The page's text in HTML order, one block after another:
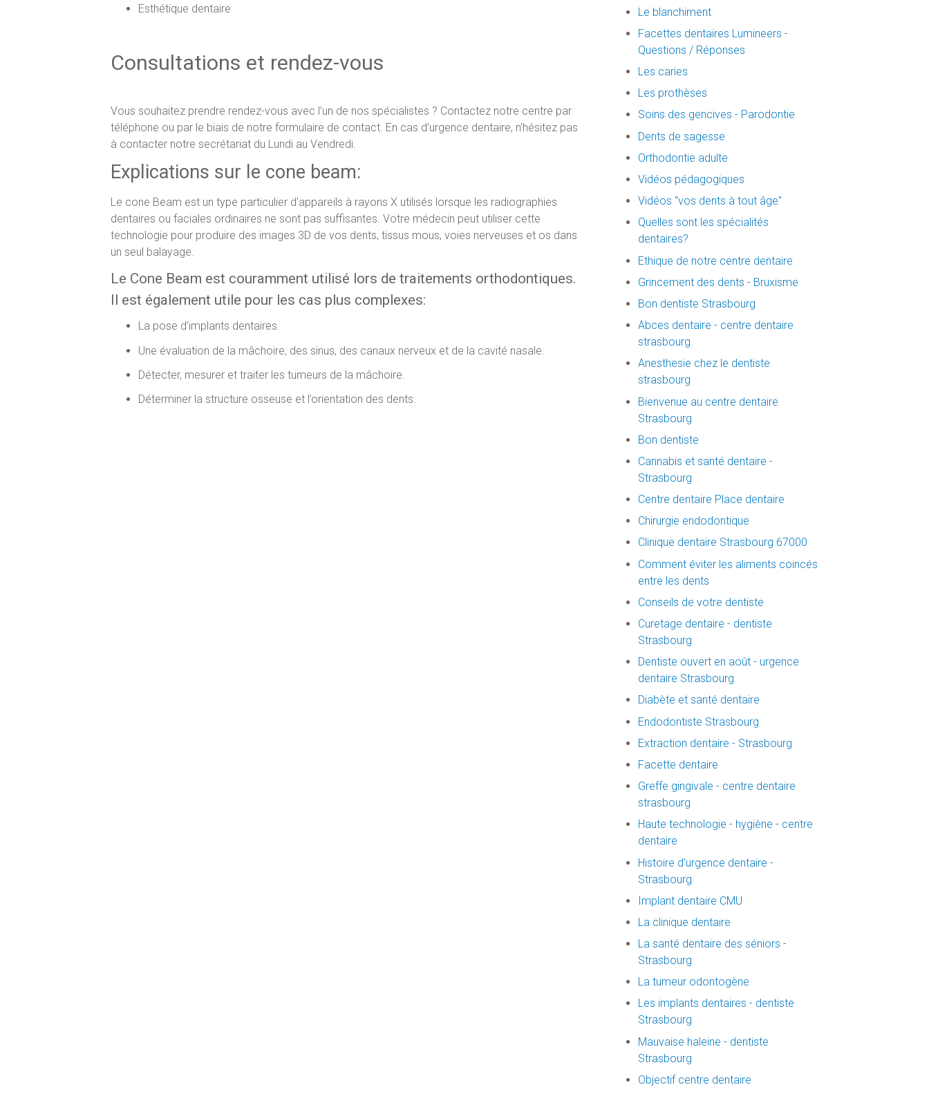
Esthétique dentaire
Consultations et rendez-vous
Vous souhaitez prendre rendez-vous avec l’un de nos spécialistes ? Contactez notre centre par
téléphone ou par le biais de notre formulaire de contact. En cas d’urgence dentaire, n’hésitez pas
à contacter notre secrétariat du Lundi au Vendredi.
Explications sur le cone beam:
Le cone Beam est un type particulier d’appareils à rayons X utilisés lorsque les radiographies
dentaires ou faciales ordinaires ne sont pas suffisantes. Votre médecin peut utiliser cette
technologie pour produire des images 3D de vos dents, tissus mous, voies nerveuses et os dans
un seul balayage.
Le Cone Beam est couramment utilisé lors de traitements orthodontiques.
Il est également utile pour les cas plus complexes:
La pose d’implants dentaires.
Une évaluation de la mâchoire, des sinus, des canaux nerveux et de la cavité nasale.
Détecter, mesurer et traiter les tumeurs de la mâchoire.
Déterminer la structure osseuse et l’orientation des dents.
Le blanchiment
Facettes dentaires Lumineers -
Questions / Réponses
Les caries
Les prothèses
Soins des gencives - Parodontie
Dents de sagesse
Orthodontie adulte
Vidéos pédagogiques
Vidéos "vos dents à tout âge"
Quelles sont les spécialités
dentaires?
Ethique de notre centre dentaire
Grincement des dents - Bruxisme
Bon dentiste Strasbourg
Abces dentaire - centre dentaire
strasbourg
Anesthesie chez le dentiste
strasbourg
Bienvenue au centre dentaire
Strasbourg
Bon dentiste
Cannabis et santé dentaire -
Strasbourg
Centre dentaire Place dentaire
Chirurgie endodontique
Clinique dentaire Strasbourg 67000
Comment éviter les aliments coincés
entre les dents
Conseils de votre dentiste
Curetage dentaire - dentiste
Strasbourg
Dentiste ouvert en août - urgence
dentaire Strasbourg
Diabète et santé dentaire
Endodontiste Strasbourg
Extraction dentaire - Strasbourg
Facette dentaire
Greffe gingivale - centre dentaire
strasbourg
Haute technologie - hygiène - centre
dentaire
Histoire d'urgence dentaire -
Strasbourg
Implant dentaire CMU
La clinique dentaire
La santé dentaire des séniors -
Strasbourg
La tumeur odontogène
Les implants dentaires - dentiste
Strasbourg
Mauvaise haleine - dentiste
Strasbourg
Objectif centre dentaire